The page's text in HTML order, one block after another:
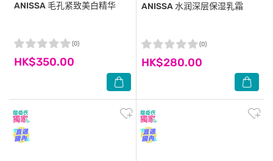
ANISSA 毛孔紧致美白精华
HK$350.00
(0)
ANISSA水润深层保湿乳霜
HK$280.00
(0)